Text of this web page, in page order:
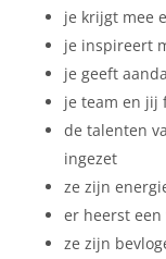
je krijgt mee
je inspireert
je geeft
je team en jij
de talenten
ingezet
ze zijn
er heerst
ze zijn